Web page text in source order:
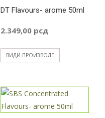
DT Flavours- arome 50ml
2.349,00 рсд
ВИДИ ПРОИЗВОДЕ